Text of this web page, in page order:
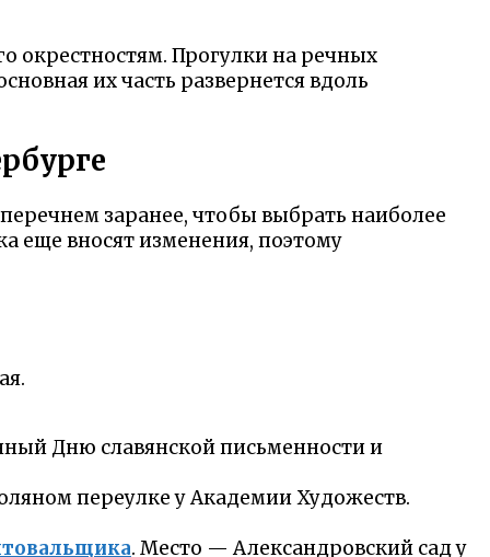
окрестностям. Прогулки на речных
их часть развернется вдоль
заранее, чтобы выбрать наиболее
еще вносят изменения, поэтому
Дню славянской письменности и
переулке у Академии Художеств.
. Место — Александровский сад у